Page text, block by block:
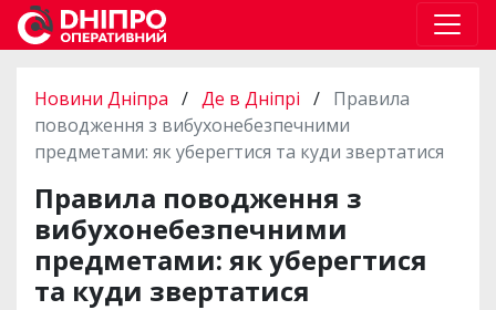
Новини Дніпра / Де в Дніпрі / Правила
поводження з вибухонебезпечними
предметами: як уберегтися та куди звертатися
Правила поводження з
вибухонебезпечними
предметами: як уберегтися
та куди звертатися